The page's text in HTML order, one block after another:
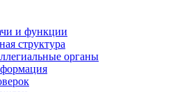
и функции
структура
органы